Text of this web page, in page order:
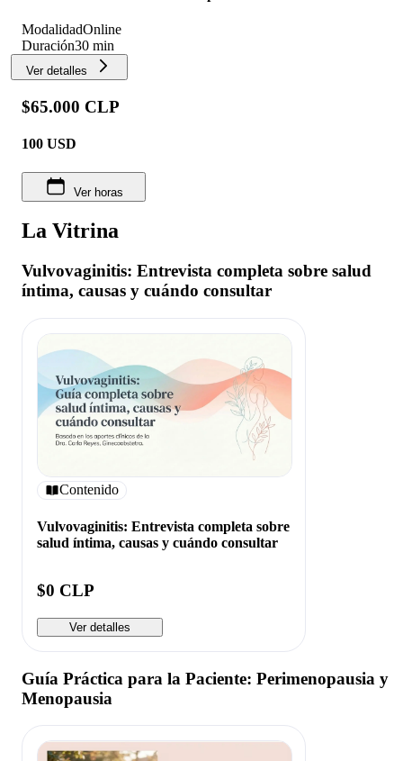
ModalidadOnline
Duración30 min
Ver detalles
$65.000 CLP
100 USD
Ver horas
La Vitrina
Vulvovaginitis: Entrevista completa sobre salud
íntima, causas y cuándo consultar
Contenido
Vulvovaginitis: Entrevista completa sobre
salud íntima, causas y cuándo consultar
$0 CLP
Ver detalles
Guía Práctica para la Paciente: Perimenopausia y
Menopausia